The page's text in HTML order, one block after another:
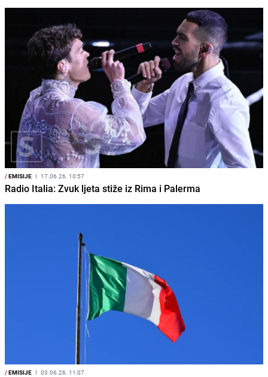
/EMISIJE I 17.06.26. 10:57
Radio Italia: Zvuk ljeta stiže iz Rima i Palerma
/EMISIJE I 03.06.26. 11:07